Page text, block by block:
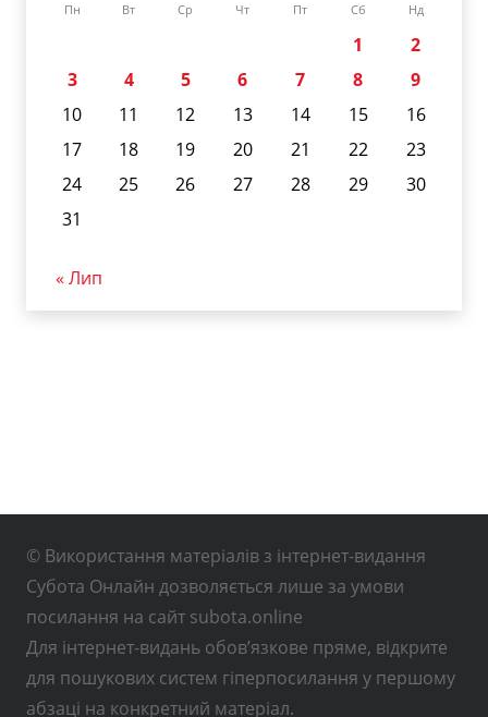
Пн Вт Ср Чт Пт Сб Нд
1
2
3
4 5 6 7 8
9
10
11 12 13 14 15
16
17
18 19 20 21 22
23
24
25 26 27 28 29
30
31
« Лип
© Використання матеріалів з інтернет-видання
Субота Онлайн дозволяється лише за умови
посилання на сайт subota.online
Для інтернет-видань обов’язкове пряме, відкрите
для пошукових систем гіперпосилання у першому
абзаці на конкретний матеріал.